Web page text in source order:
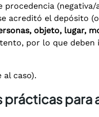
procedencia
acreditó el depósito
objeto, lugar,
por lo que
al caso).
para